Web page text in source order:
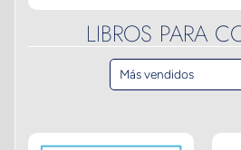
LIBROS PARA